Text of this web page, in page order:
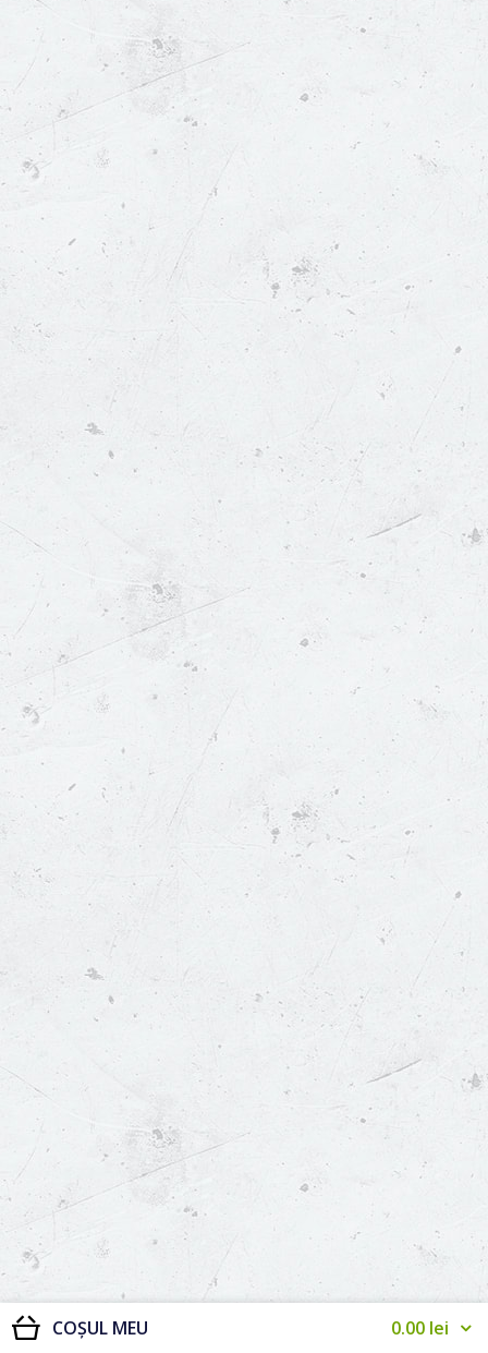
COȘUL MEU 0.00 lei